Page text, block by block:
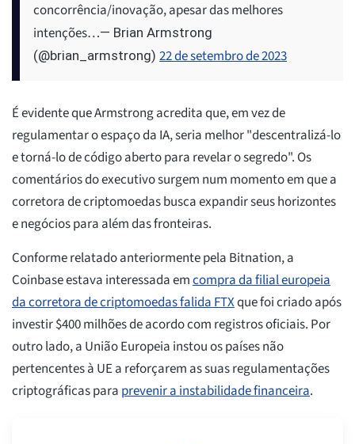
concorrência/inovação, apesar das melhores
intenções…— Brian Armstrong
(@brian_armstrong) 22 de setembro de 2023
É evidente que Armstrong acredita que, em vez de
regulamentar o espaço da IA, seria melhor "descentralizá-lo
e torná-lo de código aberto para revelar o segredo". Os
comentários do executivo surgem num momento em que a
corretora de criptomoedas busca expandir seus horizontes
e negócios para além das fronteiras.
Conforme relatado anteriormente pela Bitnation, a
Coinbase estava interessada emcompra da filial europeia
da corretora de criptomoedas falida FTXque foi criado após
investir $400 milhões de acordo com registros oficiais. Por
outro lado, a União Europeia instou os países não
pertencentes à UE a reforçarem as suas regulamentações
criptográficas para prevenir a instabilidade financeira.